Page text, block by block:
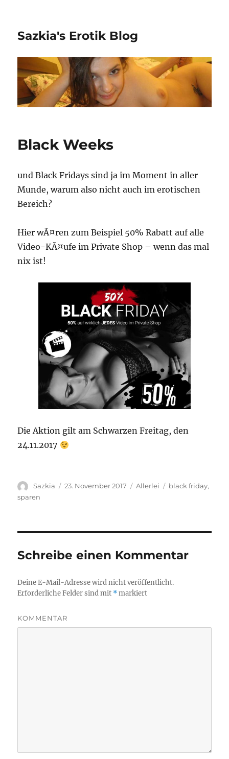
Sazkia's Erotik Blog
Black Weeks
und Black Fridays sind ja im Moment in aller
Munde, warum also nicht auch im erotischen
Bereich?
Hier wÃ¤ren zum Beispiel 50% Rabatt auf alle
Video-KÃ¤ufe im Private Shop – wenn das mal
nix ist!
Die Aktion gilt am Schwarzen Freitag, den
24.11.2017
Autor
Sazkia
Veröffentlicht
23. November 2017 Kategorien
Allerlei Schlagwörter
black friday,
sparen
Schreibe einen Kommentar
Deine E-Mail-Adresse wird nicht veröffentlicht.
Erforderliche Felder sind mit *markiert
KOMMENTAR